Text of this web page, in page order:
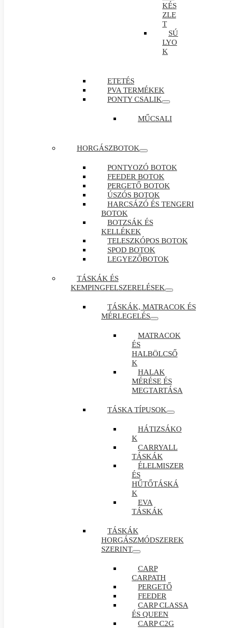
KÉS
ZLE
T
SÚ
LYO
K
ETETÉS
PVA TERMÉKEK
PONTY CSALIK
MŰCSALI
HORGÁSZBOTOK
PONTYOZÓ BOTOK
FEEDER BOTOK
PERGETŐ BOTOK
ÚSZÓS BOTOK
HARCSÁZÓ ÉS TENGERI
BOTOK
BOTZSÁK ÉS
KELLÉKEK
TELESZKÓPOS BOTOK
SPOD BOTOK
LEGYEZŐBOTOK
TÁSKÁK ÉS
KEMPINGFELSZERELÉSEK
TÁSKÁK, MATRACOK ÉS
MÉRLEGELÉS
MATRACOK
ÉS
HALBÖLCSŐ
K
HALAK
MÉRÉSE ÉS
MEGTARTÁSA
TÁSKA TÍPUSOK
HÁTIZSÁKO
K
CARRYALL
TÁSKÁK
ÉLELMISZER
ÉS
HŰTŐTÁSKÁ
K
EVA
TÁSKÁK
TÁSKÁK
HORGÁSZMÓDSZEREK
SZERINT
CARP
CARPATH
PERGETŐ
FEEDER
CARP CLASSA
ÉS QUEEN
CARP C2G